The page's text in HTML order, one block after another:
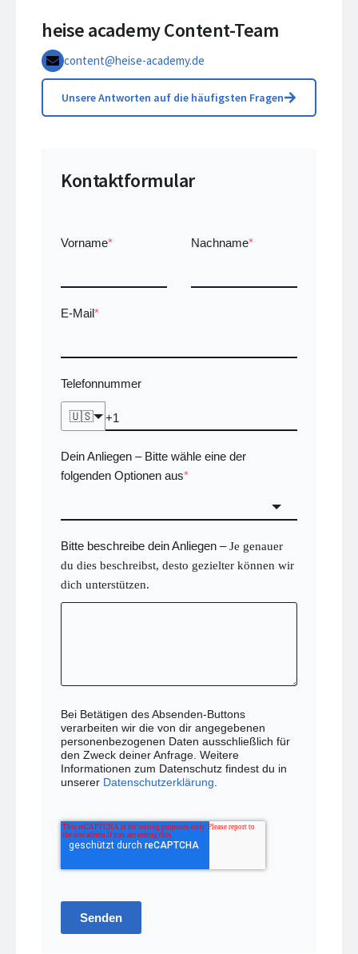
heise academy Content-Team
content@heise-academy.de
Unsere Antworten auf die häufigsten Fragen
Kontaktformular
Vorname* Nachname*
E-Mail*
Telefonnummer
🇺🇸
Dein Anliegen –Bitte wähle eine der
folgenden Optionen aus*
Bitte beschreibe dein Anliegen – Je genauer
du dies beschreibst, desto gezielter können wir
dich unterstützen.
Bei Betätigen des Absenden-Buttons
verarbeiten wir die von dir angegebenen
personenbezogenen Daten ausschließlich für
den Zweck deiner Anfrage. Weitere
Informationen zum Datenschutz findest du in
unserer Datenschutzerklärung
Senden